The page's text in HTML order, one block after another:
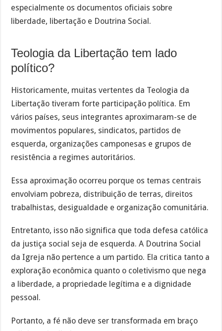
especialmente os documentos oficiais sobre
liberdade, libertação e Doutrina Social.
Teologia da Libertação tem lado
político?
Historicamente, muitas vertentes da Teologia da
Libertação tiveram forte participação política. Em
vários países, seus integrantes aproximaram-se de
movimentos populares, sindicatos, partidos de
esquerda, organizações camponesas e grupos de
resistência a regimes autoritários.
Essa aproximação ocorreu porque os temas centrais
envolviam pobreza, distribuição de terras, direitos
trabalhistas, desigualdade e organização comunitária.
Entretanto, isso não significa que toda defesa católica
da justiça social seja de esquerda. A Doutrina Social
da Igreja não pertence a um partido. Ela critica tanto a
exploração econômica quanto o coletivismo que nega
a liberdade, a propriedade legítima e a dignidade
pessoal.
Portanto, a fé não deve ser transformada em braço